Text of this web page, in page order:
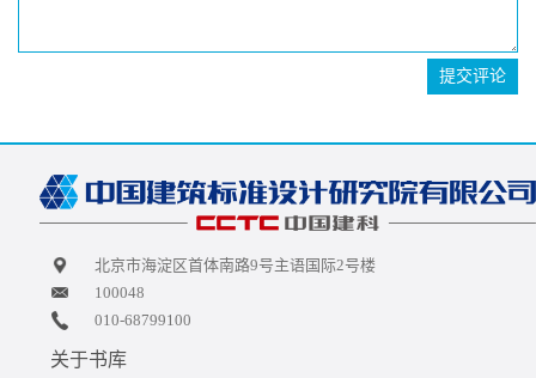
提交评论
北京市海淀区首体南路9号主语国际2号楼
100048
010-68799100
关于书库